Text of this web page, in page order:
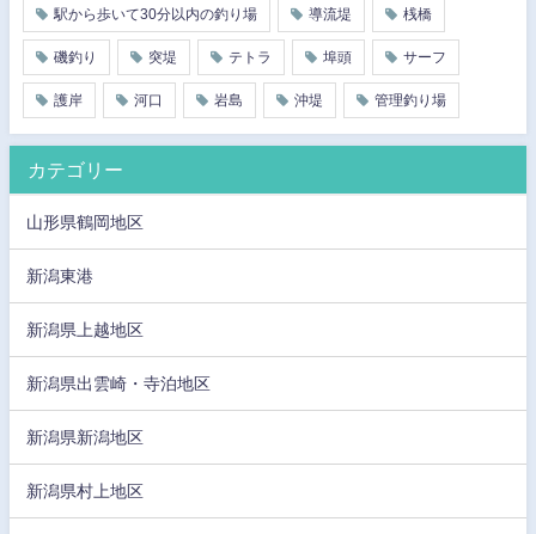
駅から歩いて30分以内の釣り場 導流堤 桟橋
磯釣り 突堤 テトラ 埠頭 サーフ
護岸 河口 岩島 沖堤 管理釣り場
カテゴリー
山形県鶴岡地区
新潟東港
新潟県上越地区
新潟県出雲崎・寺泊地区
新潟県新潟地区
新潟県村上地区